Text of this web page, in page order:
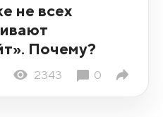
не всех
Почему?
2343 0